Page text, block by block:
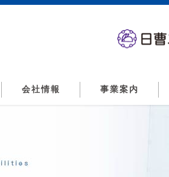
会社情報 事業案内